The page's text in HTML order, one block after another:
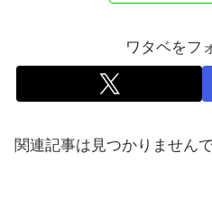
ワタベをフ
関連記事は見つかりませんで